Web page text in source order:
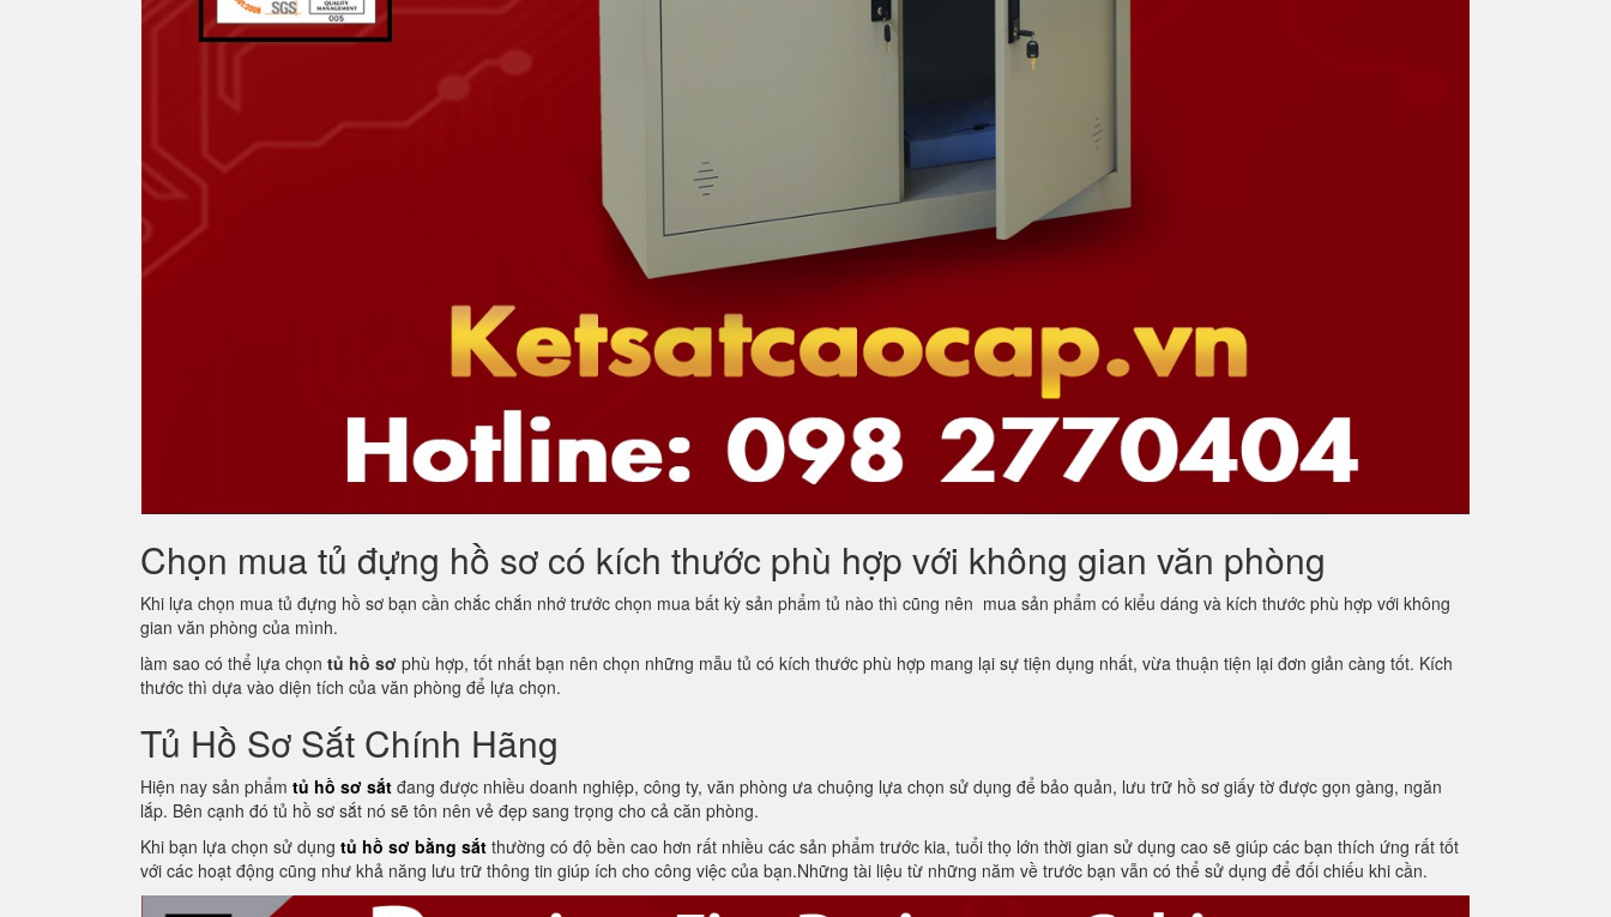
Chọn mua tủ đựng hồ sơ có kích thước phù hợp với không gian văn phòng
Khi lựa chọn mua tủ đựng hồ sơ bạn cần chắc chắn nhớ trước chọn mua bất kỳ sản phẩm tủ nào thì cũng nên mua sản phẩm có kiểu dáng và kích thước phù hợp với không
gian văn phòng của mình.
làm sao có thể lựa chọn tủ hồ sơ phù hợp, tốt nhất bạn nên chọn những mẫu tủ có kích thước phù hợp mang lại sự tiện dụng nhất, vừa thuận tiện lại đơn giản càng tốt. Kích
thước thì dựa vào diện tích của văn phòng để lựa chọn.
Tủ Hồ Sơ Sắt Chính Hãng
Hiện nay sản phẩm tủ hồ sơ sắt đang được nhiều doanh nghiệp, công ty, văn phòng ưa chuộng lựa chọn sử dụng để bảo quản, lưu trữ hồ sơ giấy tờ được gọn gàng, ngăn
lắp. Bên cạnh đó tủ hồ sơ sắt nó sẽ tôn nên vẻ đẹp sang trọng cho cả căn phòng.
Khi bạn lựa chọn sử dụng tủ hồ sơ bằng sắt thường có độ bền cao hơn rất nhiều các sản phẩm trước kia, tuổi thọ lớn thời gian sử dụng cao sẽ giúp các bạn thích ứng rất tốt
với các hoạt động cũng như khả năng lưu trữ thông tin giúp ích cho công việc của bạn.Những tài liệu từ những năm về trước bạn vẫn có thể sử dụng để đối chiếu khi cần.